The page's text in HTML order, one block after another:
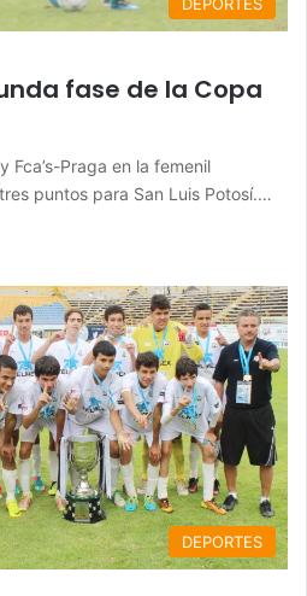
DEPORTES
fase de la Copa
Fca’s-Praga en la femenil
puntos para San Luis Potosí.…
DEPORTES